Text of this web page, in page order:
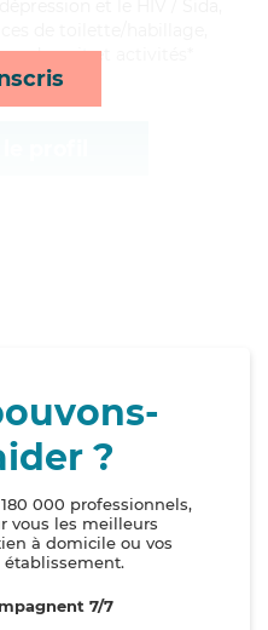
de nuit et activités*
?
000 professionnels,
vous les meilleurs
à domicile ou vos
établissement.
7/7